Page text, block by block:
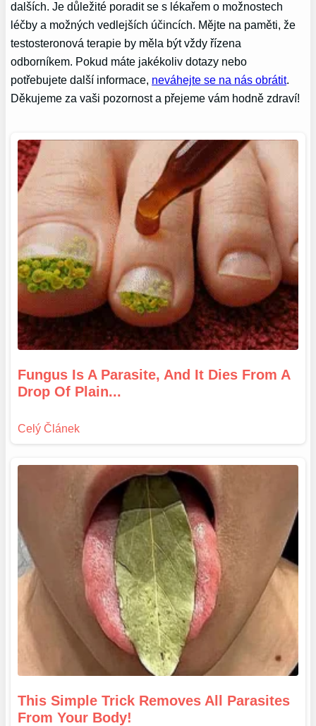
dalších. Je důležité poradit se s lékařem o možnostech
léčby a možných vedlejších účincích. Mějte na paměti, že
testosteronová terapie by měla být vždy řízena
odborníkem. Pokud máte jakékoliv dotazy nebo
potřebujete další informace, neváhejte se na nás obrátit.
Děkujeme za vaši pozornost a přejeme vám hodně zdraví!
Fungus Is A Parasite, And It Dies From A
Drop Of Plain...
This Simple Trick Removes All Parasites
From Your Body!